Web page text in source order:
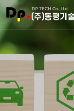
주메뉴 바로가기
컨텐츠 바로가기